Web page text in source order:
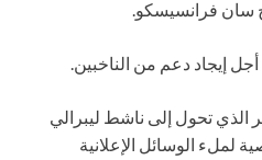
سان فرانسيسكو.
إيجاد دعم من الناخبين.
الذي تحول إلى ناشط ليبرالي
لملء الوسائل الإعلانية